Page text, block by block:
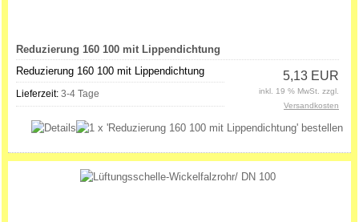
Reduzierung 160 100 mit Lippendichtung
Reduzierung 160 100 mit Lippendichtung
Lieferzeit: 3-4 Tage
5,13 EUR
inkl. 19 % MwSt. zzgl.
Versandkosten